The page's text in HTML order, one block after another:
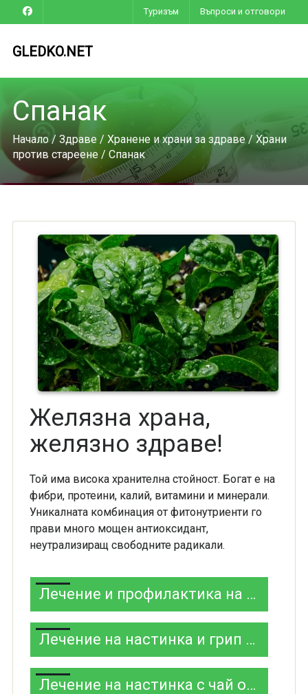
Туризъм Въпроси и отговори
GLEDKO.NET
Спанак
Начало/ Здраве/ Хранене и храни за здраве/Храни
против стареене/ Спанак
Желязна храна,
желязно здраве!
Той има висока хранителна стойност. Богат е на
фибри, протеини, калий, витамини и минерали.
Уникалната комбинация от фитонутриенти го
прави много мощен антиоксидант,
неутрализиращ свободните радикали.
Лечение и профилактика на настинка и грип с Мурсалски чай
Лечение на настинка и грип с чай от българска роза
Лечение на настинка с чай от черен бъз